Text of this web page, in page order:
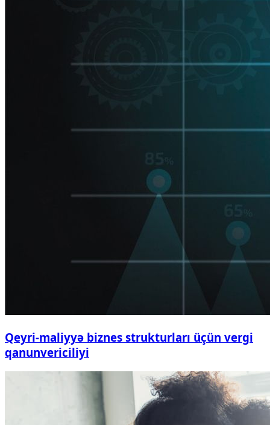
Qeyri-maliyyə biznes strukturları üçün vergi
qanunvericiliyi